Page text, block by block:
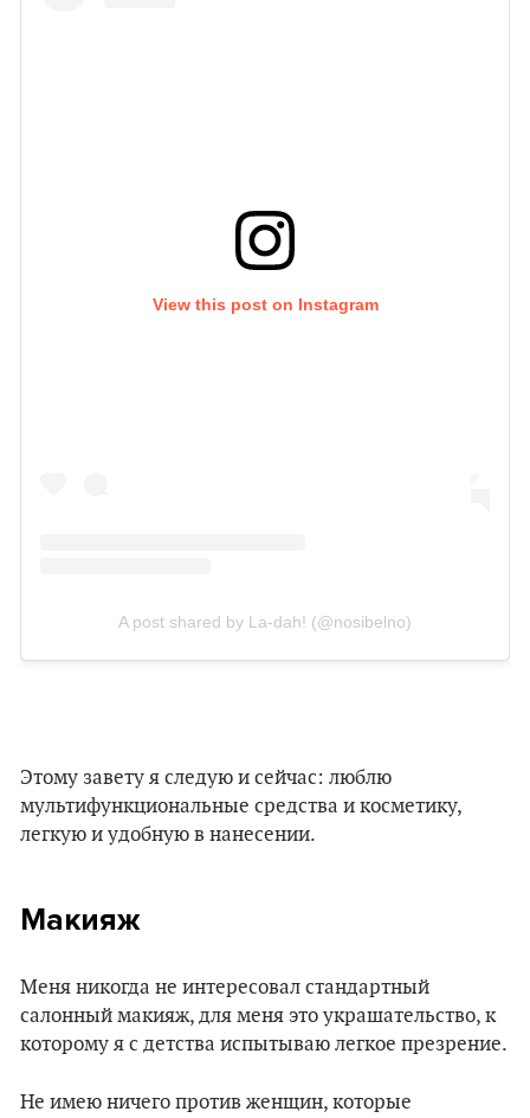
View this post on Instagram
A post shared by La-dah! (@nosibelno)
Этому завету я следую и сейчас: люблю
мультифункциональные средства и косметику,
легкую и удобную в нанесении.
Макияж
Меня никогда не интересовал стандартный
салонный макияж, для меня это украшательство, к
которому я с детства испытываю легкое презрение.
Не имею ничего против женщин, которые